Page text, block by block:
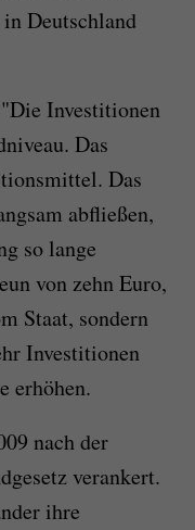
Deutschland
Investitionen
Das
Das
abfließen,
so lange
von zehn Euro,
Staat, sondern
Investitionen
erhöhen.
nach der
verankert.
ihre